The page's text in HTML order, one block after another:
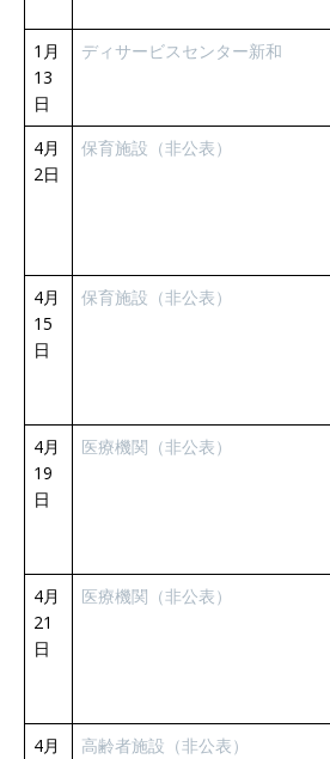
1月
13
日
ディサービスセンター新和
4月
2日
保育施設（非公表）
4月
15
日
保育施設（非公表）
4月
19
日
医療機関（非公表）
4月
21
日
医療機関（非公表）
4月
高齢者施設（非公表）